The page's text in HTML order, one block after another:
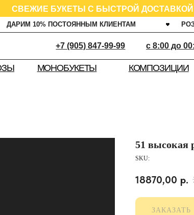
+7 (905) 847-99-99 c 8:00 до 00:00
БУКЕТЫ С БЫСТРОЙ ДОСТАВКОЙ ПО ОРСКУ
10% ПОСТОЯННЫМ КЛИЕНТАМ РОЗЫ ОТ 99
МОНОБУКЕТЫ КОМПОЗИЦИИ
51 высокая
SKU:
18870,00 р.
ЗАКАЗАТЬ